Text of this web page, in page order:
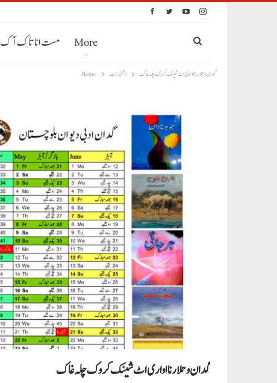
مست انا تاک آک More
Home اشتہارات گدان و تلار نا اواری اٹ شینک کروک چلہ غاک
گدان و تلار نا اواری اٹ شینک کروک چلہ غاک